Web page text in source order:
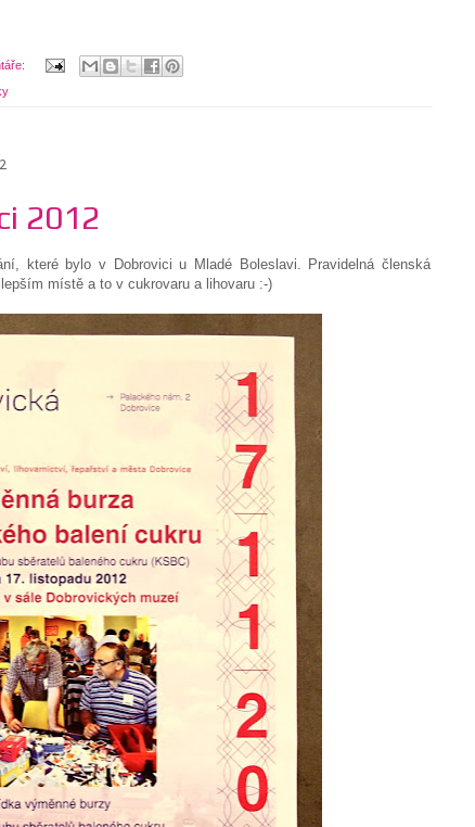
2012
které bylo v Dobrovici u Mladé Boleslavi. Pravidelná členská
místě a to v cukrovaru a lihovaru :-)